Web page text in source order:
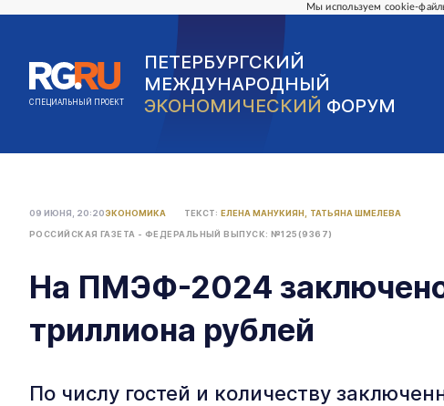
Мы используем cookie-
СПЕЦИАЛЬНЫЙ ПРОЕКТ
ПЕТЕРБУРГСКИЙ
МЕЖДУНАРОДНЫЙ
ЭКОНОМИЧЕСКИЙ ФОРУМ
09 ИЮНЯ, 20:20ЭКОНОМИКА ТЕКСТ: ЕЛЕНА МАНУКИЯН ТАТЬЯНА ШМЕЛЕВА
РОССИЙСКАЯ ГАЗЕТА - ФЕДЕРАЛЬНЫЙ ВЫПУСК: №125(9367)
На ПМЭФ-2024 заключено
триллиона рублей
По числу гостей и количеству